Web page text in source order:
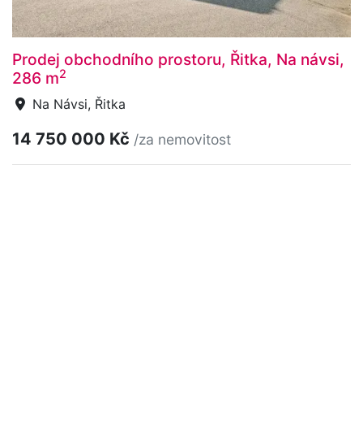
Prodej obchodního prostoru, Řitka, Na návsi,
286 m2
Na Návsi, Řitka
14 750 000 Kč /za nemovitost